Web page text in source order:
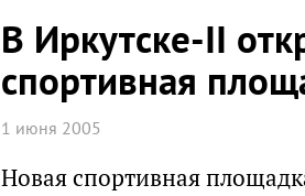
В Иркутске-II
спортивная
1 июня 2005
Новая спортивная